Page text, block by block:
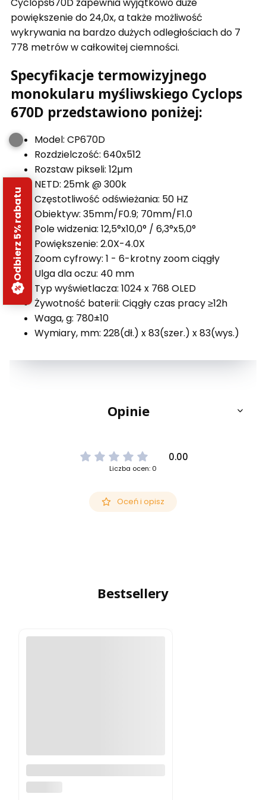
powiększenie do 24,0x, a także możliwość
wykrywania na bardzo dużych odległościach do 7
778 metrów w całkowitej ciemności.
Specyfikacje termowizyjnego
monokularu myśliwskiego Cyclops
670D przedstawiono poniżej:
Model: CP670D
Rozdzielczość: 640x512
Rozstaw pikseli: 12µm
NETD: 25mk @ 300k
Częstotliwość odświeżania: 50 HZ
Obiektyw: 35mm/F0.9; 70mm/F1.0
Pole widzenia: 12,5°x10,0° / 6,3°x5,0°
Powiększenie: 2.0X-4.0X
Zoom cyfrowy: 1 - 6-krotny zoom ciągły
Ulga dla oczu: 40 mm
Typ wyświetlacza: 1024 x 768 OLED
Żywotność baterii: Ciągły czas pracy ≥12h
Waga, g: 780±10
Wymiary, mm: 228(dł.) x 83(szer.) x 83(wys.)
Opinie
0.00
Liczba ocen: 0
Oceń i opisz
Bestsellery
Grafitowy PROMOCJA
Odbierz 5% rabatu